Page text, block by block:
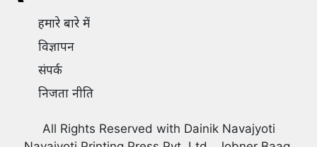
हमारे बारे में
विज्ञापन
संपर्क
निजता नीति
All Rights Reserved with Dainik Navajyoti